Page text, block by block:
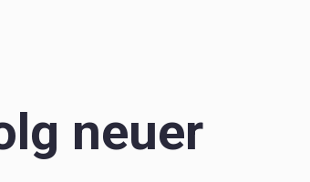
neuer